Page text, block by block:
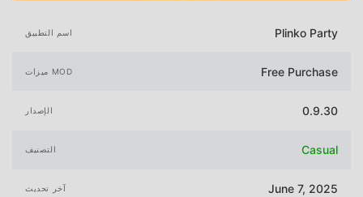
اسم التطبيق Plinko Party
ميزات MOD Free Purchase
الإصدار 0.9.30
التصنيف Casual
آخر تحديث June 7, 2025